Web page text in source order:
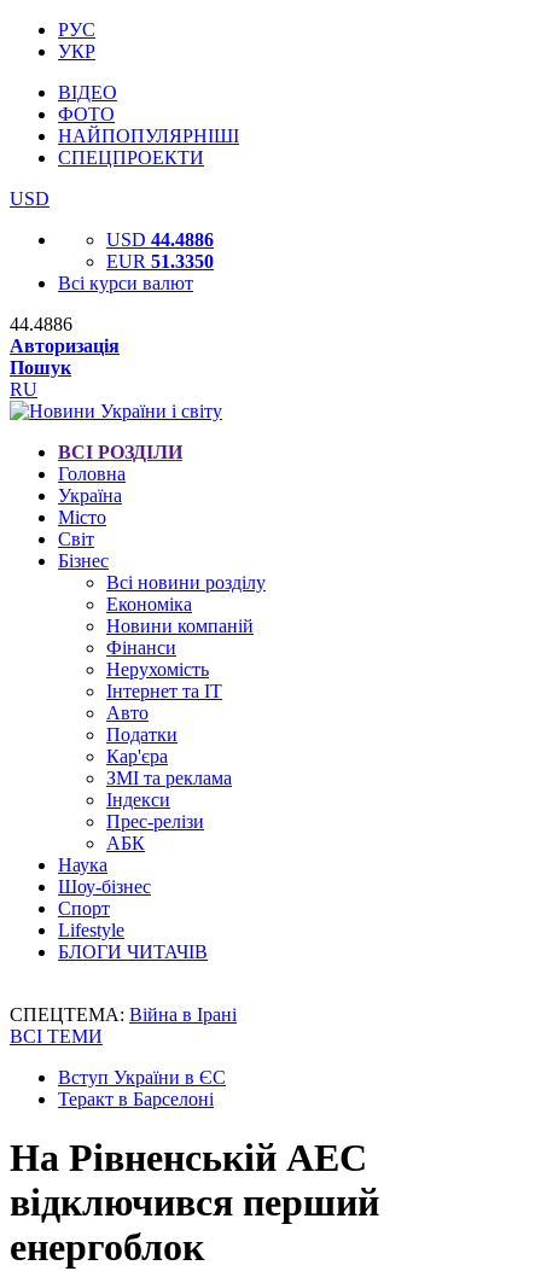
РУС
УКР
ВІДЕО
ФОТО
НАЙПОПУЛЯРНІШІ
СПЕЦПРОЕКТИ
USD
USD 44.4886
EUR 51.3350
Всі курси валют
44.4886
Авторизація
Пошук
RU
ВСІ РОЗДІЛИ
Головна
Україна
Місто
Світ
Бізнес
Всі новини розділу
Економіка
Новини компаній
Фінанси
Нерухомість
Інтернет та IT
Авто
Податки
Кар'єра
ЗМІ та реклама
Індекси
Прес-релізи
АБК
Наука
Шоу-бізнес
Спорт
Lifestyle
БЛОГИ ЧИТАЧІВ
СПЕЦТЕМА: Війна в Ірані
ВСІ ТЕМИ
Вступ України в ЄС
Теракт в Барселоні
На Рівненській АЕС
відключився перший
енергоблок